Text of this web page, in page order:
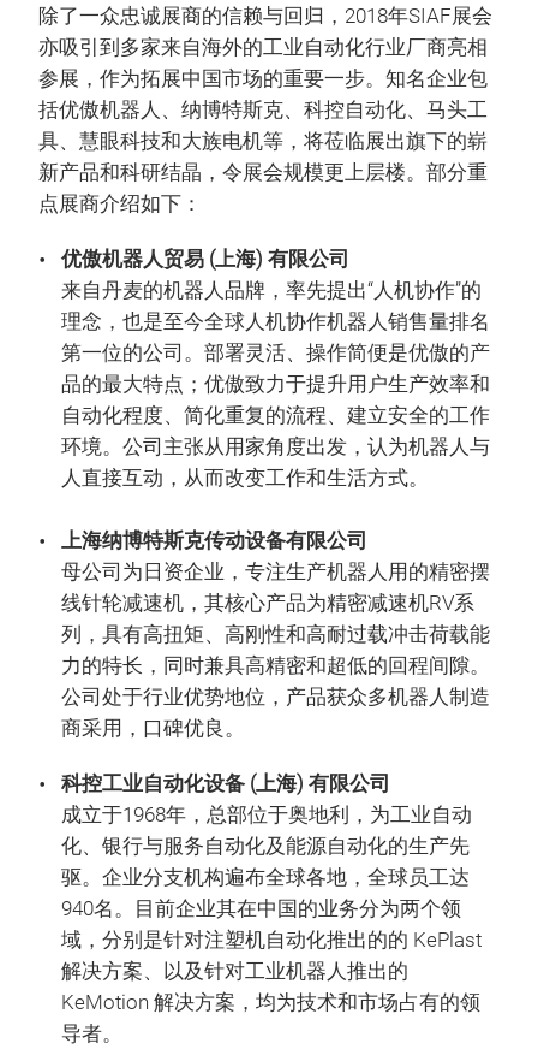
除了一众忠诚展商的信赖与回归，2018年SIAF展会
亦吸引到多家来自海外的工业自动化行业厂商亮相
参展，作为拓展中国市场的重要一步。知名企业包
括优傲机器人、纳博特斯克、科控自动化、马头工
具、慧眼科技和大族电机等，将莅临展出旗下的崭
新产品和科研结晶，令展会规模更上层楼。部分重
点展商介绍如下：
优傲机器人贸易 (上海) 有限公司
来自丹麦的机器人品牌，率先提出“人机协作”的
理念，也是至今全球人机协作机器人销售量排名
第一位的公司。部署灵活、操作简便是优傲的产
品的最大特点；优傲致力于提升用户生产效率和
自动化程度、简化重复的流程、建立安全的工作
环境。公司主张从用家角度出发，认为机器人与
人直接互动，从而改变工作和生活方式。
上海纳博特斯克传动设备有限公司
母公司为日资企业，专注生产机器人用的精密摆
线针轮减速机，其核心产品为精密减速机RV系
列，具有高扭矩、高刚性和高耐过载冲击荷载能
力的特长，同时兼具高精密和超低的回程间隙。
公司处于行业优势地位，产品获众多机器人制造
商采用，口碑优良。
科控工业自动化设备 (上海) 有限公司
成立于1968年，总部位于奥地利，为工业自动
化、银行与服务自动化及能源自动化的生产先
驱。企业分支机构遍布全球各地，全球员工达
940名。目前企业其在中国的业务分为两个领
域，分别是针对注塑机自动化推出的的 KePlast
解决方案、以及针对工业机器人推出的
KeMotion 解决方案，均为技术和市场占有的领
导者。